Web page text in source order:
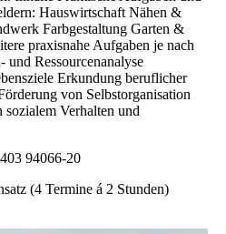
Hauswirtschaft Nähen &
Farbgestaltung Garten &
praxisnahe Aufgaben je nach
und Ressourcenanalyse
Erkundung beruflicher
von Selbstorganisation
Verhalten und
94066-20
(4 Termine á 2 Stunden)